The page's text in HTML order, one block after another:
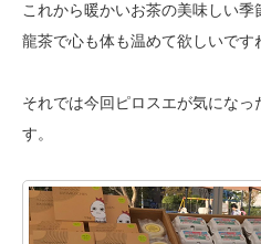
これから暖かいお茶の美味しい季
龍茶で心も体も温めて欲しいです
それでは今回ピロスエが気になっ
す。